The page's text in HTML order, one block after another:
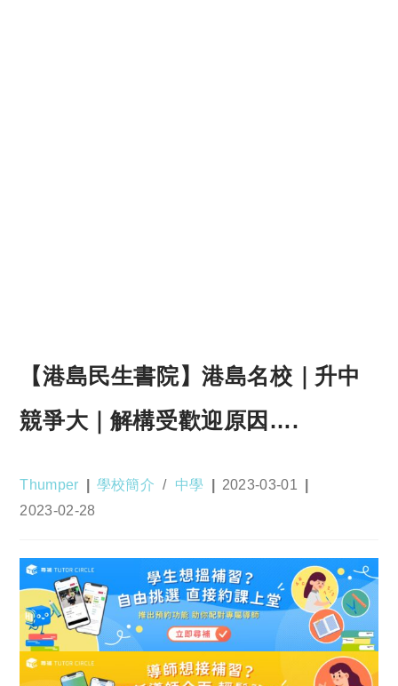
【港島民生書院】港島名校｜升中
競爭大｜解構受歡迎原因….
Post
Thumper
Post
學校簡介 / 中學
Post
2023-03-01
Post
2023-02-28